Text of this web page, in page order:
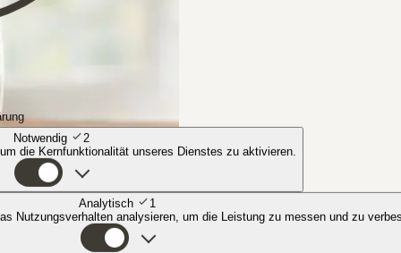
Notwendig
2
die Kernfunktionalität unseres Dienstes zu aktivieren.
Analytisch
1
Nutzungsverhalten analysieren, um die Leistung zu messen und zu